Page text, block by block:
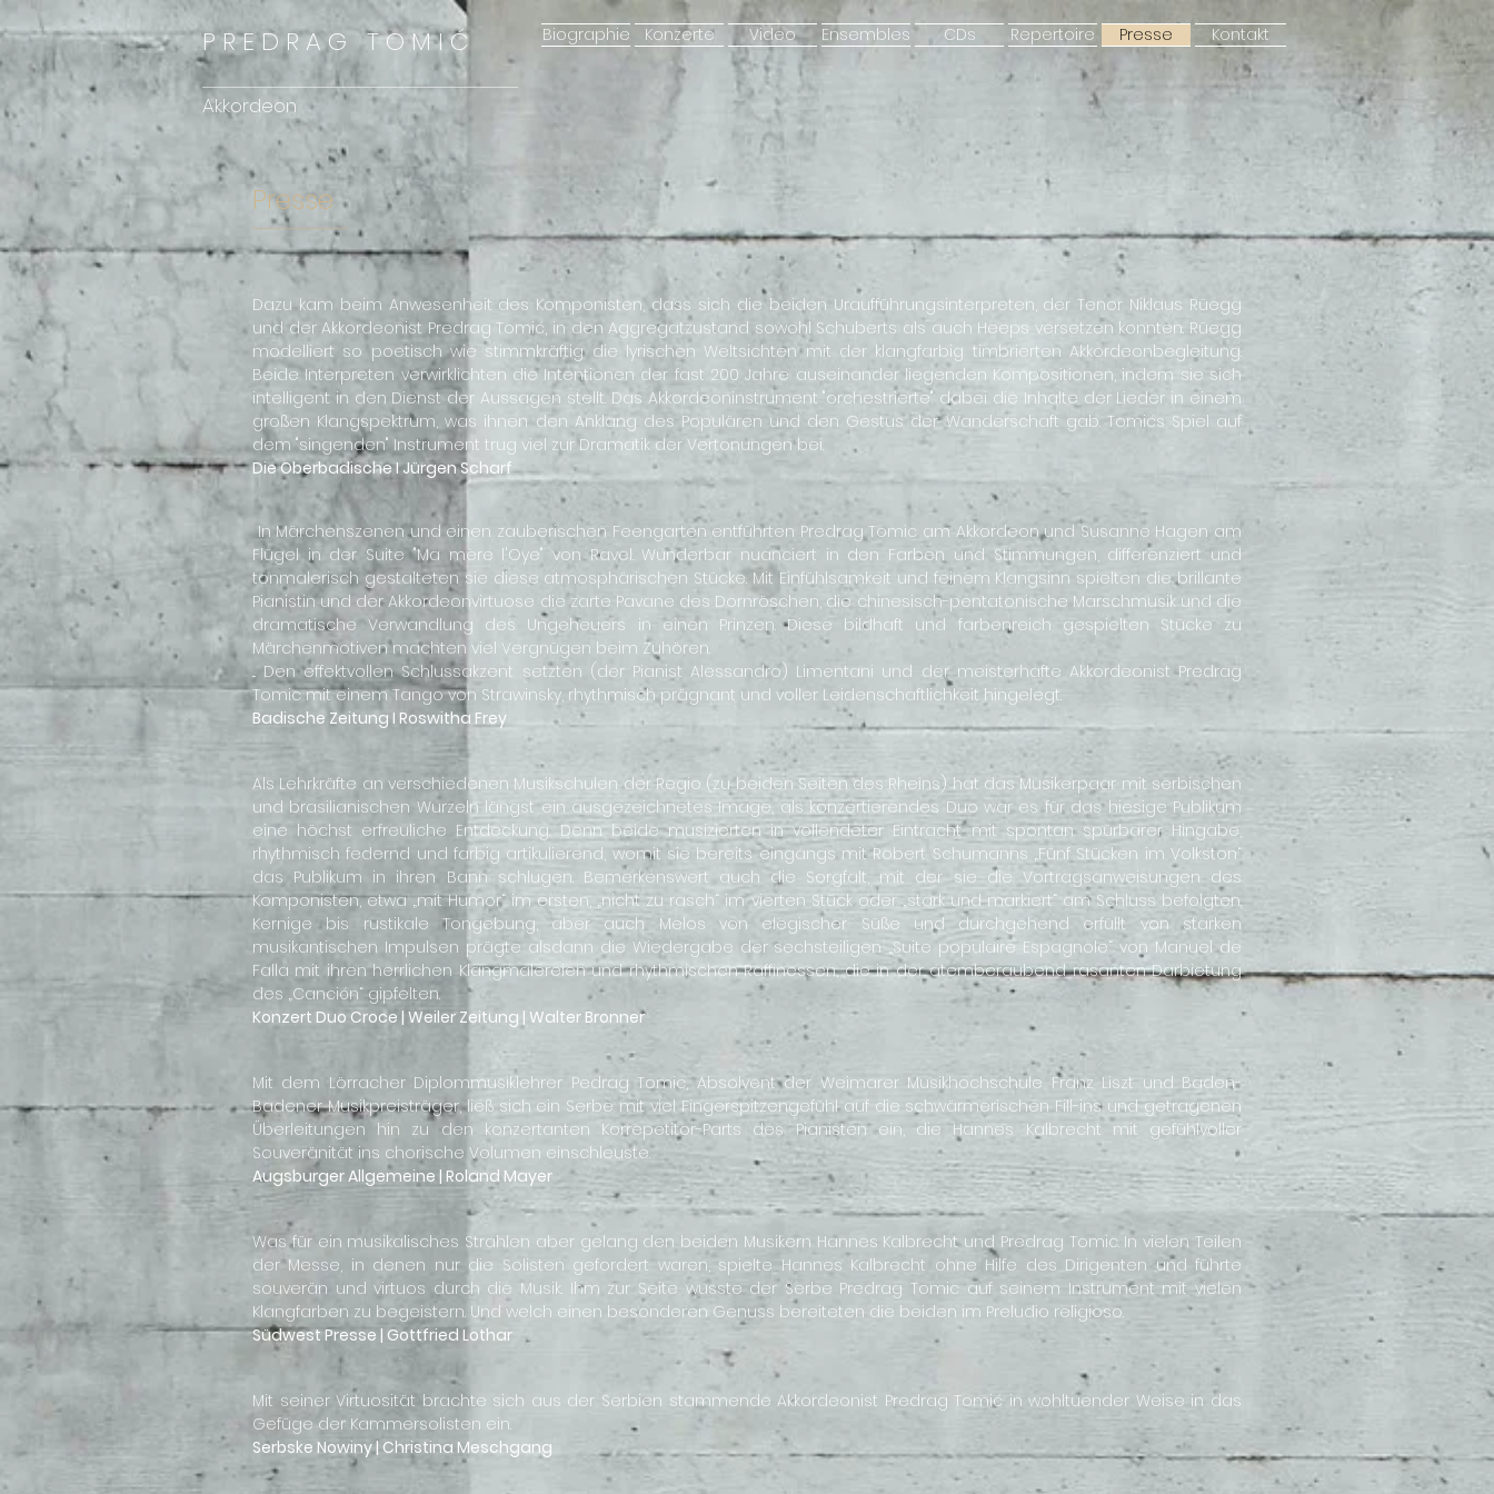
Biographie Konzerte Video Ensembles CDs Repertoire Presse Kontakt
P R E D R A G T O M I Ć
Akkordeon
Presse
Dazu kam beim Anwesenheit des Komponisten, dass sich die beiden Uraufführungsinterpreten, der Tenor Niklaus Rüegg
und der Akkordeonist Predrag Tomić, in den Aggregatzustand sowohl Schuberts als auch Heeps versetzen konnten. Rüegg
modelliert so poetisch wie stimmkräftig die lyrischen Weltsichten mit der klangfarbig timbrierten Akkordeonbegleitung.
Beide Interpreten verwirklichten die Intentionen der fast 200 Jahre auseinander liegenden Kompositionen, indem sie sich
intelligent in den Dienst der Aussagen stellt. Das Akkordeoninstrument "orchestrierte" dabei die Inhalte der Lieder in einem
großen Klangspektrum, was ihnen den Anklang des Populären und den Gestus der Wanderschaft gab. Tomićs Spiel auf
dem "singenden" Instrument trug viel zur Dramatik der Vertonungen bei.
Die Oberbadische I Jürgen Scharf
In Märchenszenen und einen zauberischen Feengarten entführten Predrag Tomic am Akkordeon und Susanne Hagen am
Flügel in der Suite "Ma mère l'Oye" von Ravel. Wunderbar nuanciert in den Farben und Stimmungen, differenziert und
tonmalerisch gestalteten sie diese atmosphärischen Stücke. Mit Einfühlsamkeit und feinem Klangsinn spielten die brillante
Pianistin und der Akkordeonvirtuose die zarte Pavane des Dornröschen, die chinesisch-pentatonische Marschmusik und die
dramatische Verwandlung des Ungeheuers in einen Prinzen. Diese bildhaft und farbenreich gespielten Stücke zu
Märchenmotiven machten viel Vergnügen beim Zuhören.
... Den effektvollen Schlussakzent setzten (der Pianist Alessandro) Limentani und der meisterhafte Akkordeonist Predrag
Tomic mit einem Tango von Strawinsky, rhythmisch prägnant und voller Leidenschaftlichkeit hingelegt.
Badische Zeitung I Roswitha Frey
Als Lehrkräfte an verschiedenen Musikschulen der Regio (zu beiden Seiten des Rheins) hat das Musikerpaar mit serbischen
und brasilianischen Wurzeln längst ein ausgezeichnetes Image, als konzertierendes Duo war es für das hiesige Publikum
eine höchst erfreuliche Entdeckung. Denn beide musizierten in vollendeter Eintracht mit spontan spürbarer Hingabe,
rhythmisch federnd und farbig artikulierend, womit sie bereits eingangs mit Robert Schumanns „Fünf Stücken im Volkston“
das Publikum in ihren Bann schlugen. Bemerkenswert auch die Sorgfalt, mit der sie die Vortragsanweisungen des
Komponisten, etwa „mit Humor“ im ersten, „nicht zu rasch“ im vierten Stück oder „stark und markiert“ am Schluss befolgten.
Kernige bis rustikale Tongebung, aber auch Melos von elegischer Süße und durchgehend erfüllt von starken
musikantischen Impulsen prägte alsdann die Wiedergabe der sechsteiligen „Suite populaire Espagnole“ von Manuel de
Falla mit ihren herrlichen Klangmalereien und rhythmischen Raffinessen, die in der atemberaubend rasanten Darbietung
des „Canción“ gipfelten.
Konzert Duo Croce | Weiler Zeitung | Walter Bronner
Mit dem Lörracher Diplommusiklehrer Pedrag Tomic, Absolvent der Weimarer Musikhochschule Franz Liszt und Baden-
Badener Musikpreisträger, ließ sich ein Serbe mit viel Fingerspitzengefühl auf die schwärmerischen Fill-ins und getragenen
Überleitungen hin zu den konzertanten Korrepetitor-Parts des Pianisten ein, die Hannes Kalbrecht mit gefühlvoller
Souveränität ins chorische Volumen einschleuste.
Augsburger Allgemeine | Roland Mayer
Was für ein musikalisches Strahlen aber gelang den beiden Musikern Hannes Kalbrecht und Predrag Tomic. In vielen Teilen
der Messe, in denen nur die Solisten gefordert waren, spielte Hannes Kalbrecht ohne Hilfe des Dirigenten und führte
souverän und virtuos durch die Musik. Ihm zur Seite wusste der Serbe Predrag Tomic auf seinem Instrument mit vielen
Klangfarben zu begeistern. Und welch einen besonderen Genuss bereiteten die beiden im Preludio religioso.
Südwest Presse | Gottfried Lothar
Mit seiner Virtuosität brachte sich aus der Serbien stammende Akkordeonist Predrag Tomić in wohltuender Weise in das
Gefüge der Kammersolisten ein.
Serbske Nowiny | Christina Meschgang